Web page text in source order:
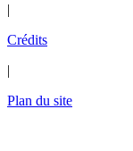
|
Crédits
|
Plan du site